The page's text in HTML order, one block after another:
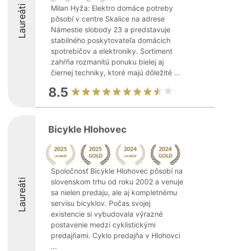
Laureáti
Milan Hyža: Elektro domáce potreby
pôsobí v centre Skalice na adrese
Námestie slobody 23 a predstavuje
stabilného poskytovateľa domácich
spotrebičov a elektroniky. Sortiment
zahŕňa rozmanitú ponuku bielej aj
čiernej techniky, ktoré majú dôležité ...
8.5
Laureáti
Bicykle Hlohovec
Spoločnosť Bicykle Hlohovec pôsobí na
slovenskom trhu od roku 2002 a venuje
sa nielen predaju, ale aj kompletnému
servisu bicyklov. Počas svojej
existencie si vybudovala výrazné
postavenie medzi cyklistickými
predajňami. Cyklo predajňa v Hlohovci
...